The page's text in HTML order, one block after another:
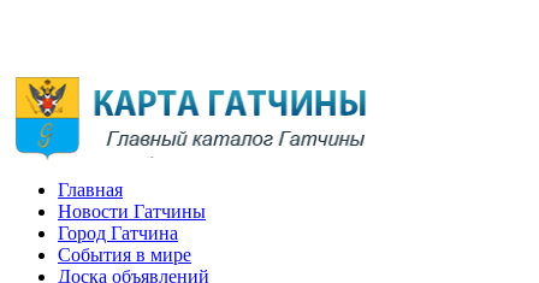
Главная
Новости Гатчины
Город Гатчина
События в мире
Доска объявлений